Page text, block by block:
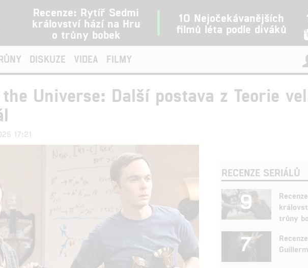
Recenze: Rytíř Sedmi
království hází na Hru
o trůny bobek
10 Nejočekávanějších
filmů léta podle diváků
DISKUZE VIDEA FILMY
Universe: Další postava z Teorie
17:21
RECENZE SERIÁLŮ
9
trůny
7